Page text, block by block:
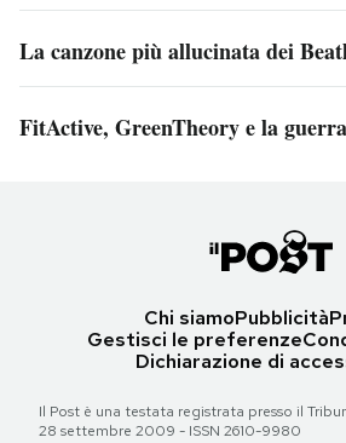
La canzone più allucinata dei
FitActive, GreenTheory e la
Chi siamoPubblicità
Gestisci le preferenze
Dichiarazione di
Il Post è una testata registrata presso il
28 settembre 2009 - ISSN 2610-9980